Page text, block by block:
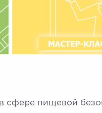
сфере пищевой